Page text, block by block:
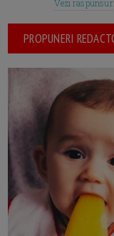
Vezi raspunsuri
PROPUNERI